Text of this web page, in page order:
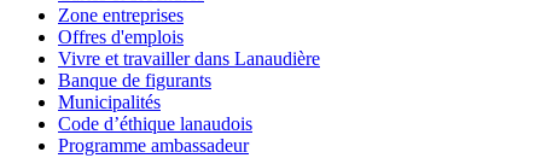
Zone entreprises
Offres d'emplois
Vivre et travailler dans Lanaudière
Banque de figurants
Municipalités
Code d’éthique lanaudois
Programme ambassadeur